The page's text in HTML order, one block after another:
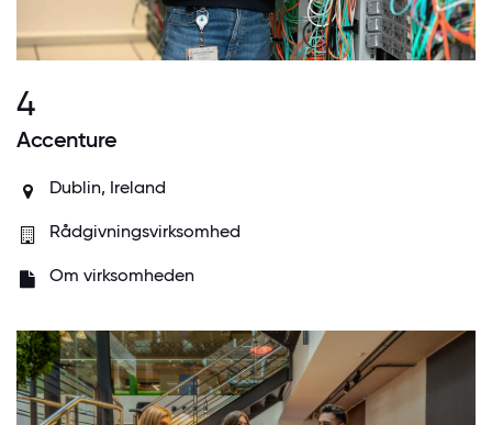
4
Accenture
Dublin, Ireland
Rådgivningsvirksomhed
Om virksomheden